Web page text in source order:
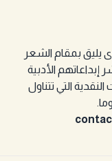
بمقام الشعر
إبداعاتهم الأدبية
التي تتناول